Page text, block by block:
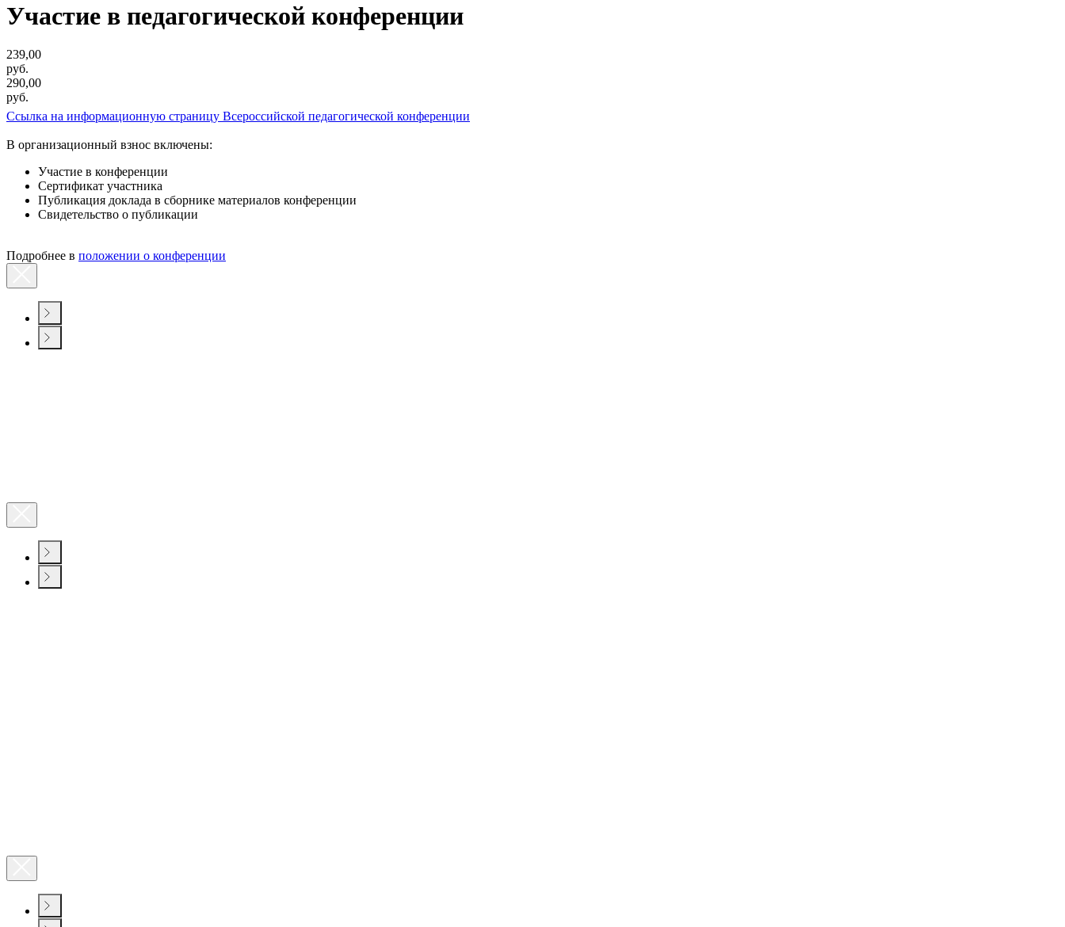
Участие в педагогической конференции
239,00
руб.
290,00
руб.
Ссылка на информационную страницу Всероссийской педагогической конференции
В организационный взнос включены:
Участие в конференции
Сертификат участника
Публикация доклада в сборнике материалов конференции
Свидетельство о публикации
Подробнее в положении о конференции